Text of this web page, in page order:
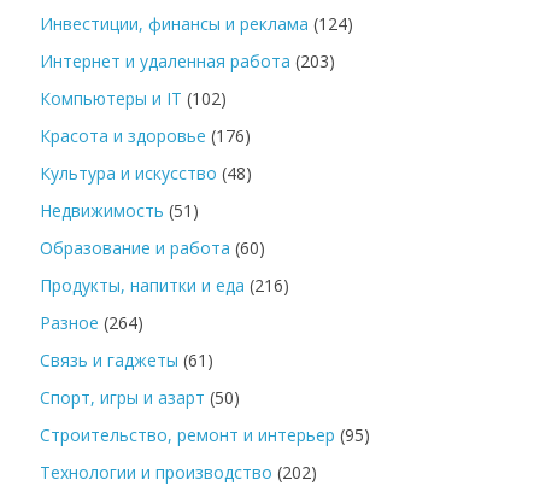
Инвестиции, финансы и реклама (124)
Интернет и удаленная работа (203)
Компьютеры и IT (102)
Красота и здоровье (176)
Культура и искусство (48)
Недвижимость (51)
Образование и работа (60)
Продукты, напитки и еда (216)
Разное (264)
Связь и гаджеты (61)
Спорт, игры и азарт (50)
Строительство, ремонт и интерьер (95)
Технологии и производство (202)